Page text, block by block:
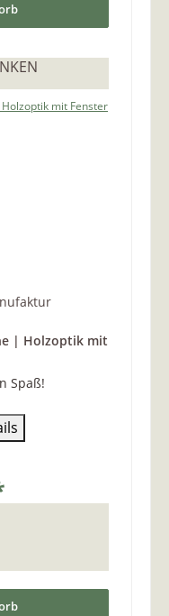
| Holzoptik mit
Spaß!